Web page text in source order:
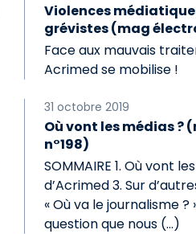
Violences
grévistes (mag
Face aux mauvais
Acrimed se mobilise !
31 octobre 2019
Où vont les médias ?
n°198)
SOMMAIRE 1. Où vont
d’Acrimed 3. Sur
« Où va le journalisme
question que nous (…)